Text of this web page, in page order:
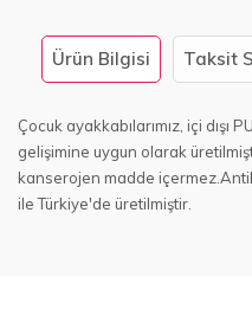
Ürün Bilgisi Taksit
Çocuk ayakkabılarımız, içi dışı
gelişimine uygun olarak
kanserojen madde
ile Türkiye'de üretilmiştir.